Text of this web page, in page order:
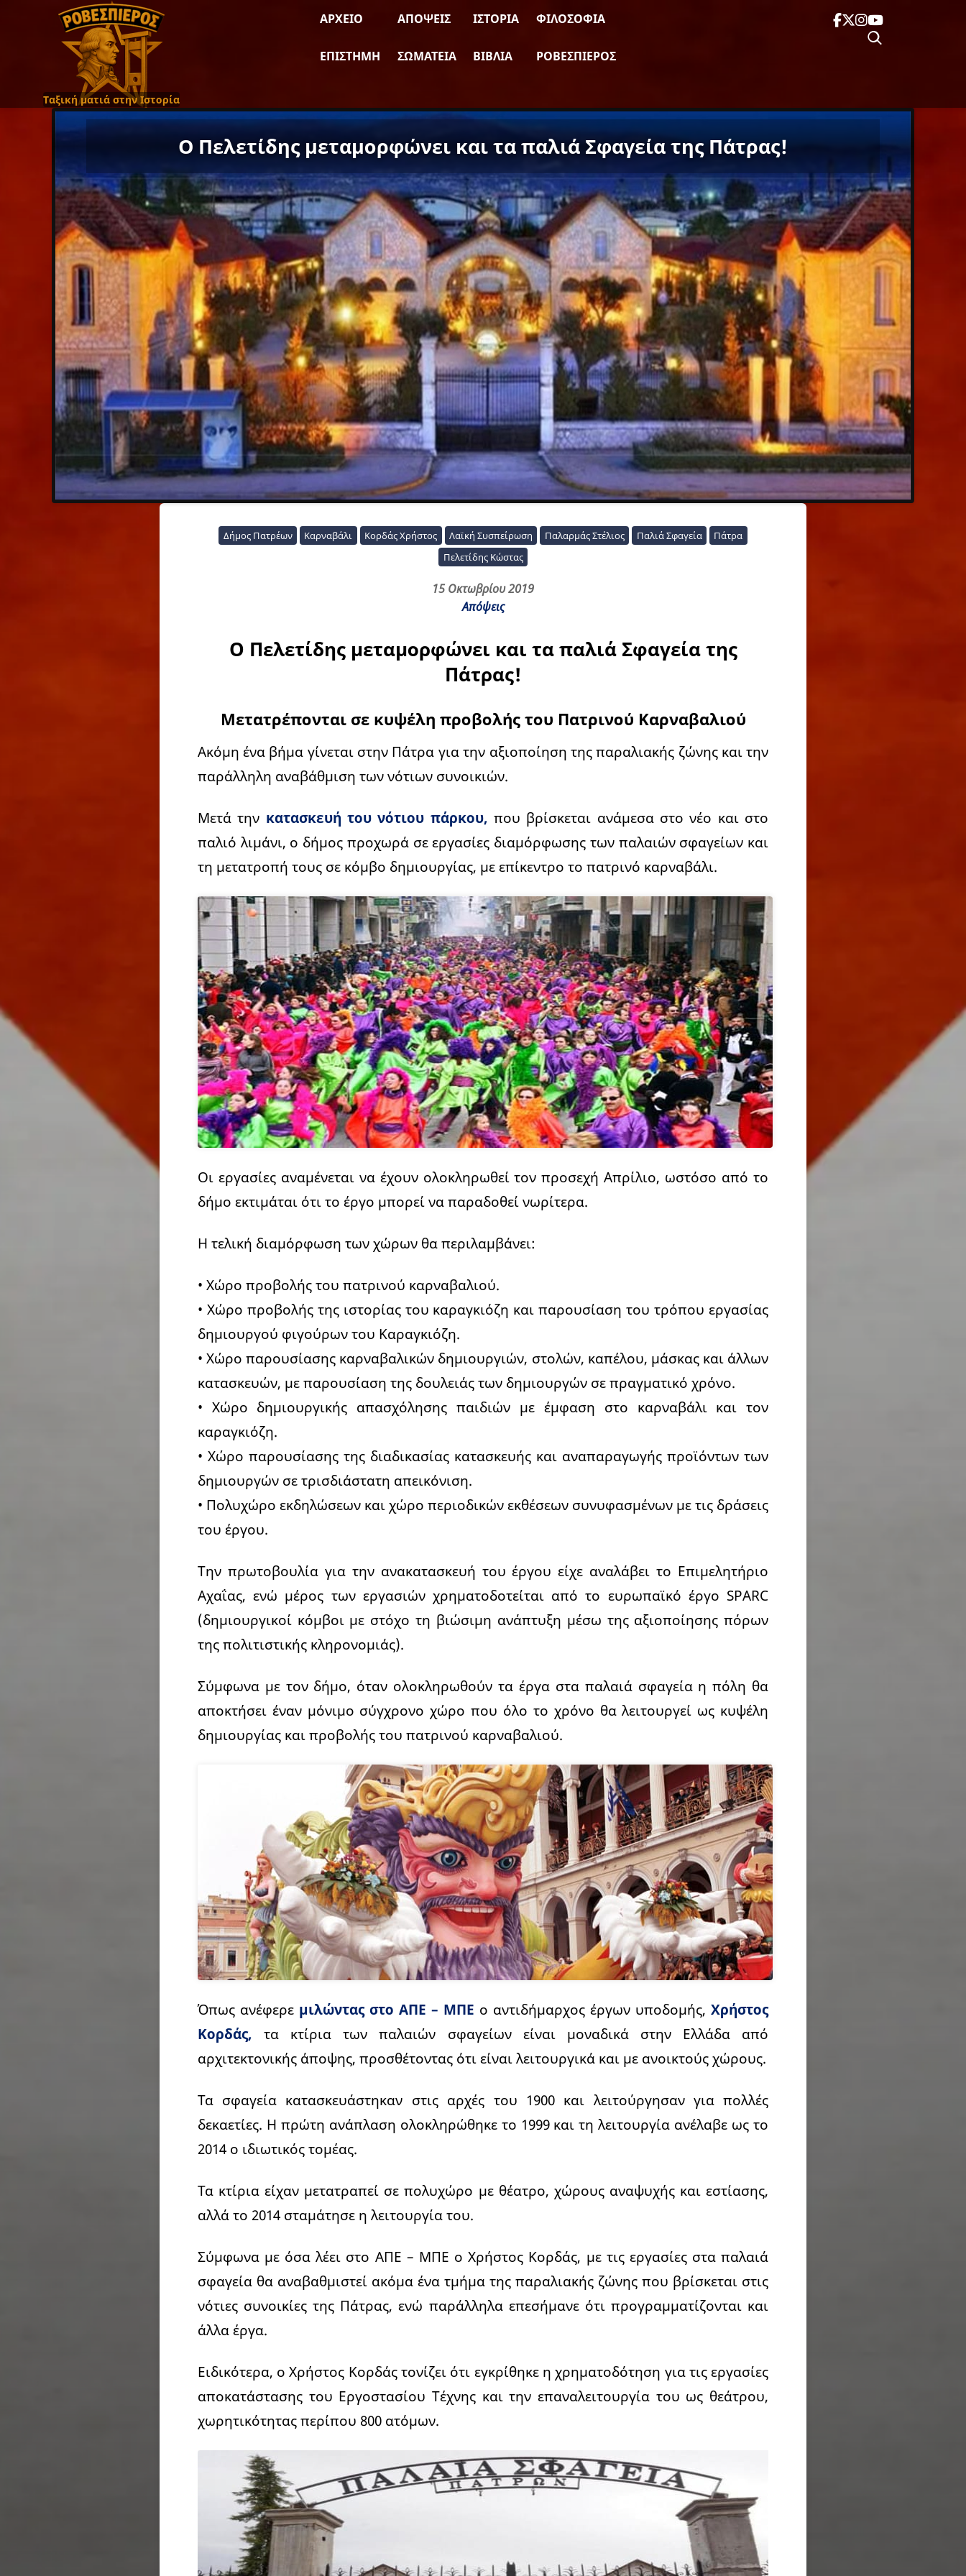
Ταξική ματιά στην Ιστορία
ΑΡΧΕΊΟ ΑΠΌΨΕΙΣ ΙΣΤΟΡΊΑ ΦΙΛΟΣΟΦΊΑ
ΕΠΙΣΤΉΜΗ ΣΩΜΑΤΕΊΑ ΒΙΒΛΊΑ ΡΟΒΕΣΠΙΈΡΟΣ
Ο Πελετίδης μεταμορφώνει και τα παλιά Σφαγεία της Πάτρας!
Δήμος Πατρέων Καρναβάλι Κορδάς Χρήστος Λαϊκή Συσπείρωση Παλαρμάς Στέλιος Παλιά Σφαγεία
Πάτρα
Πελετίδης Κώστας
15 Οκτωβρίου 2019
Απόψεις
Ο Πελετίδης μεταμορφώνει και τα παλιά Σφαγεία της
Πάτρας!
Μετατρέπονται σε κυψέλη προβολής του Πατρινού Καρναβαλιού
Ακόμη ένα βήμα γίνεται στην Πάτρα για την αξιοποίηση της παραλιακής ζώνης και την
παράλληλη αναβάθμιση των νότιων συνοικιών.
Μετά την κατασκευή του νότιου πάρκου, που βρίσκεται ανάμεσα στο νέο και στο
παλιό λιμάνι, ο δήμος προχωρά σε εργασίες διαμόρφωσης των παλαιών σφαγείων και
τη μετατροπή τους σε κόμβο δημιουργίας, με επίκεντρο το πατρινό καρναβάλι.
Οι εργασίες αναμένεται να έχουν ολοκληρωθεί τον προσεχή Απρίλιο, ωστόσο από το
δήμο εκτιμάται ότι το έργο μπορεί να παραδοθεί νωρίτερα.
Η τελική διαμόρφωση των χώρων θα περιλαμβάνει:
• Χώρο προβολής του πατρινού καρναβαλιού.
• Χώρο προβολής της ιστορίας του καραγκιόζη και παρουσίαση του τρόπου εργασίας
δημιουργού φιγούρων του Καραγκιόζη.
• Χώρο παρουσίασης καρναβαλικών δημιουργιών, στολών, καπέλου, μάσκας και άλλων
κατασκευών, με παρουσίαση της δουλειάς των δημιουργών σε πραγματικό χρόνο.
• Χώρο δημιουργικής απασχόλησης παιδιών με έμφαση στο καρναβάλι και τον
καραγκιόζη.
• Χώρο παρουσίασης της διαδικασίας κατασκευής και αναπαραγωγής προϊόντων των
δημιουργών σε τρισδιάστατη απεικόνιση.
• Πολυχώρο εκδηλώσεων και χώρο περιοδικών εκθέσεων συνυφασμένων με τις δράσεις
του έργου.
Την πρωτοβουλία για την ανακατασκευή του έργου είχε αναλάβει το Επιμελητήριο
Αχαΐας, ενώ μέρος των εργασιών χρηματοδοτείται από το ευρωπαϊκό έργο SPARC
(δημιουργικοί κόμβοι με στόχο τη βιώσιμη ανάπτυξη μέσω της αξιοποίησης πόρων
της πολιτιστικής κληρονομιάς).
Σύμφωνα με τον δήμο, όταν ολοκληρωθούν τα έργα στα παλαιά σφαγεία η πόλη θα
αποκτήσει έναν μόνιμο σύγχρονο χώρο που όλο το χρόνο θα λειτουργεί ως κυψέλη
δημιουργίας και προβολής του πατρινού καρναβαλιού.
Όπως ανέφερε μιλώντας στο ΑΠΕ – ΜΠΕ ο αντιδήμαρχος έργων υποδομής,Χρήστος
Κορδάς, τα κτίρια των παλαιών σφαγείων είναι μοναδικά στην Ελλάδα από
αρχιτεκτονικής άποψης, προσθέτοντας ότι είναι λειτουργικά και με ανοικτούς χώρους.
Τα σφαγεία κατασκευάστηκαν στις αρχές του 1900 και λειτούργησαν για πολλές
δεκαετίες. Η πρώτη ανάπλαση ολοκληρώθηκε το 1999 και τη λειτουργία ανέλαβε ως το
2014 ο ιδιωτικός τομέας.
Τα κτίρια είχαν μετατραπεί σε πολυχώρο με θέατρο, χώρους αναψυχής και εστίασης,
αλλά το 2014 σταμάτησε η λειτουργία του.
Σύμφωνα με όσα λέει στο ΑΠΕ – ΜΠΕ ο Χρήστος Κορδάς, με τις εργασίες στα παλαιά
σφαγεία θα αναβαθμιστεί ακόμα ένα τμήμα της παραλιακής ζώνης που βρίσκεται στις
νότιες συνοικίες της Πάτρας, ενώ παράλληλα επεσήμανε ότι προγραμματίζονται και
άλλα έργα.
Ειδικότερα, ο Χρήστος Κορδάς τονίζει ότι εγκρίθηκε η χρηματοδότηση για τις εργασίες
αποκατάστασης του Εργοστασίου Τέχνης και την επαναλειτουργία του ως θεάτρου,
χωρητικότητας περίπου 800 ατόμων.